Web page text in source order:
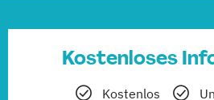
Kostenloses
Kostenlos